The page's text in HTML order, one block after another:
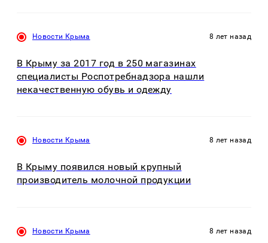
Новости Крыма 8 лет назад
В Крыму за 2017 год в 250 магазинах
специалисты Роспотребнадзора нашли
некачественную обувь и одежду
Новости Крыма 8 лет назад
В Крыму появился новый крупный
производитель молочной продукции
Новости Крыма 8 лет назад